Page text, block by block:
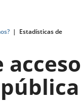
Estadísticas de
acceso